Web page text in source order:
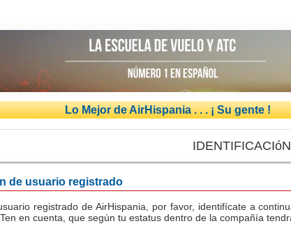
Lo Mejor de AirHispania . . . ¡ Su gente !
IDENTIFICACIóN
de usuario registrado
registrado de AirHispania, por favor, identifícate a
en cuenta, que según tu estatus dentro de la compañía